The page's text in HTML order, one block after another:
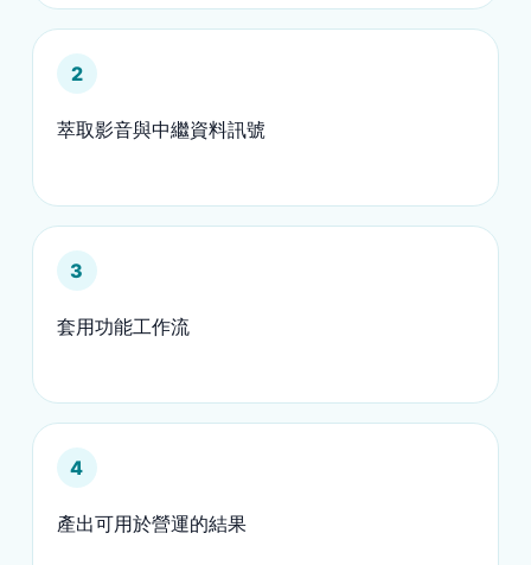
2
萃取影音與中繼資料訊號
3
套用功能工作流
4
產出可用於營運的結果